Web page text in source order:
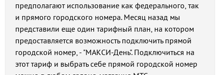
предполагают использование как федерального, так
и прямого городского номера. Месяц назад мы
представили еще один тарифный план, на котором
предоставляется возможность подключить прямой
городской номер, - "МАКСИ-День". Подключиться на
этот тариф и выбрать себе прямой городской номер